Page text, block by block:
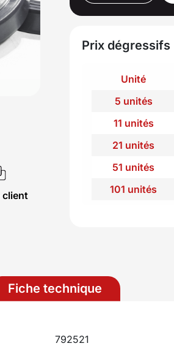
client
Prix dégressifs
Unité
5 unités
11 unités
21 unités
51 unités
101 unités
Fiche technique
792521